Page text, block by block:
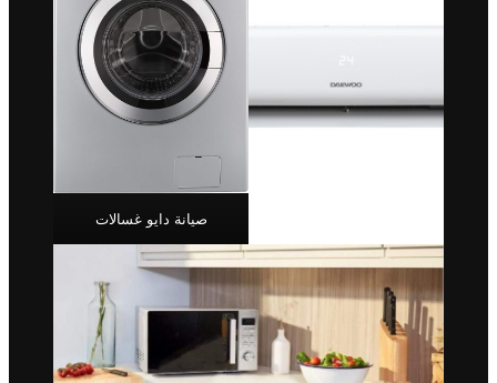
صيانة دايو غسالات